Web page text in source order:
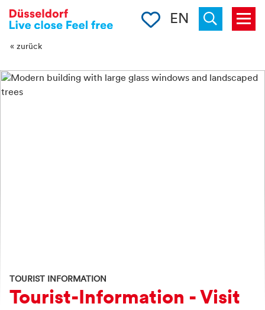
-->
Menu
Clipboard
EN
« zurück
TOURIST INFORMATION
Tourist-Information - Visit